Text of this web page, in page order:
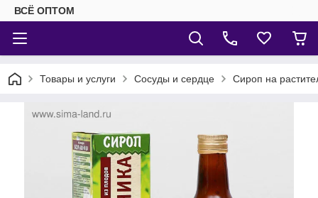
ВСЁ ОПТОМ
Товары и услуги Сосуды и сердце Сироп на